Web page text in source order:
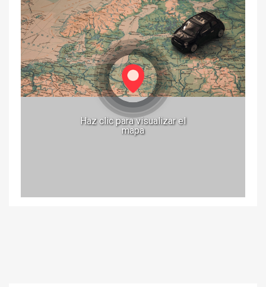
Haz clic para visualizar el
mapa